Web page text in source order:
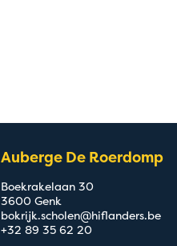
Auberge De Roerdomp
Boekrakelaan 30
3600 Genk
bokrijk.scholen@hiflanders.be
+32 89 35 62 20